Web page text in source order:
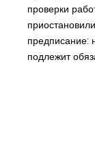
проверки
предписание:
подлежит